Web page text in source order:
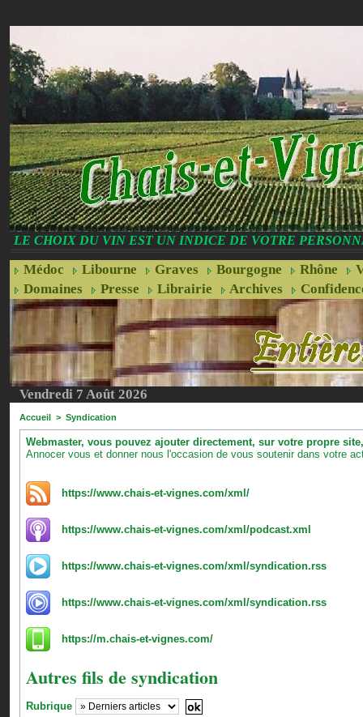
LE CHOIX DU VIN EST UN INDICE DE VOTRE
Médoc Libourne Graves Bourgogne Rhône
Domaines
Presse Librairie Archives
Vendredi 7 Août 2026
Accueil > Syndication
Webmaster, vous pouvez ajouter directement, sur votre propre
Annocer vous et donner nous l'occasion de vous soutenir dans votre
https://www.chais-et-vignes.com/xml/
https://www.chais-et-vignes.com/xml/podcast.xml
https://www.chais-et-vignes.com/xml/syndication.rss
https://www.chais-et-vignes.com/xml/syndication.rss
https://m.chais-et-vignes.com/
Autres fils de syndication
Rubrique